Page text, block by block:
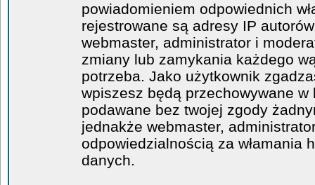
powiadomieniem odpowiednich
rejestrowane są adresy IP
webmaster, administrator i
zmiany lub zamykania każdego
potrzeba. Jako użytkownik
wpiszesz będą przechowywane
podawane bez twojej zgody
jednakże webmaster,
odpowiedzialnością za włamania
danych.